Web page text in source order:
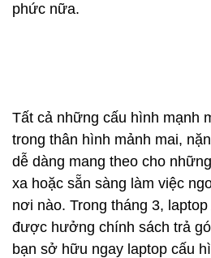
phức nữa.
Tất cả những cấu hình mạnh
trong thân hình mảnh mai,
dễ dàng mang theo cho
xa hoặc sẵn sàng làm việc
nơi nào. Trong tháng 3,
được hưởng chính sách trả
bạn sở hữu ngay laptop cấu